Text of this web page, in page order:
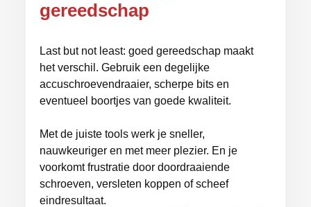
gereedschap
Last but not least: goed gereedschap maakt
het verschil. Gebruik een degelijke
accuschroevendraaier, scherpe bits en
eventueel boortjes van goede kwaliteit.
Met de juiste tools werk je sneller,
nauwkeuriger en met meer plezier. En je
voorkomt frustratie door doordraaiende
schroeven, versleten koppen of scheef
eindresultaat.